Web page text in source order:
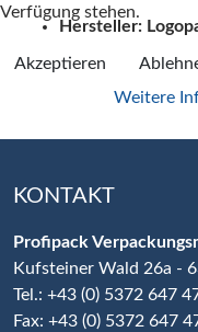
Hersteller:
KONTAKT
Profipack
Kufsteiner Wald 26a -
Tel.: +43 (0) 5372 647
Fax: +43 (0) 5372 647
Verfügung stehen.
Akzeptieren
Weitere